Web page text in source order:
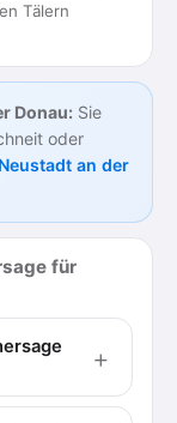
Tälern
Donau: Sie
oder
an der
für